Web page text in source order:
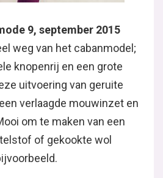
9, september 2015
weg van het cabanmodel;
knopenrij en een grote
uitvoering van geruite
verlaagde mouwinzet en
om te maken van een
of gekookte wol